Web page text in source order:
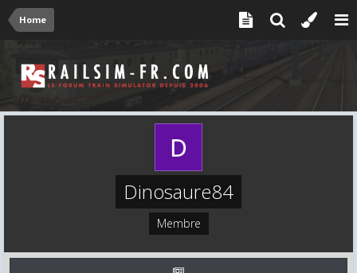
Home
Dinosaure84
Membre